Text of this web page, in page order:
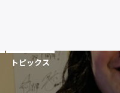
トピックス